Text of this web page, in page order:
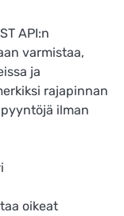
API:n
varmistaa,
ja
rajapinnan
ilman
oikeat